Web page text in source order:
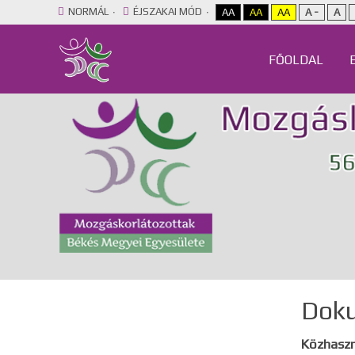
NORMÁL ÉJSZAKAI MÓD AA AA AA A - A
FŐOLDAL